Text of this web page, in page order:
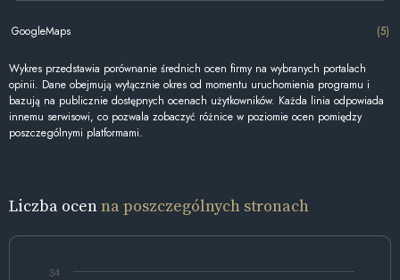
GoogleMaps (5)
Wykres przedstawia porównanie średnich ocen firmy na wybranych portalach
opinii. Dane obejmują wyłącznie okres od momentu uruchomienia programu i
bazują na publicznie dostępnych ocenach użytkowników. Każda linia odpowiada
innemu serwisowi, co pozwala zobaczyć różnice w poziomie ocen pomiędzy
poszczególnymi platformami.
Liczba ocenna poszczególnych stronach
34